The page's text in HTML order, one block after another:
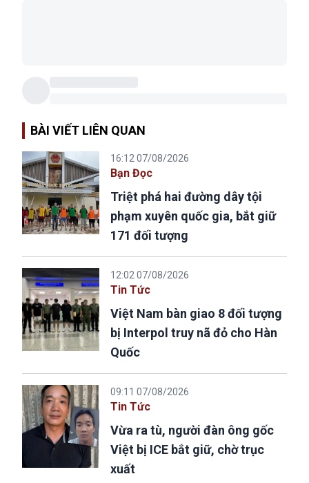
BÀI VIẾT LIÊN QUAN
16:12 07/08/2026
Bạn Đọc
Triệt phá hai đường dây tội
phạm xuyên quốc gia, bắt giữ
171 đối tượng
12:02 07/08/2026
Tin Tức
Việt Nam bàn giao 8 đối tượng
bị Interpol truy nã đỏ cho Hàn
Quốc
09:11 07/08/2026
Tin Tức
Vừa ra tù, người đàn ông gốc
Việt bị ICE bắt giữ, chờ trục
xuất